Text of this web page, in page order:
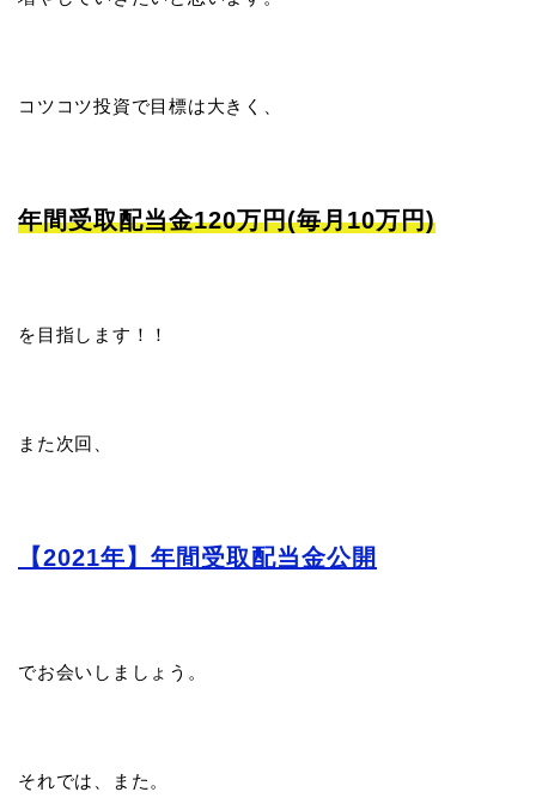
コツコツ投資で目標は大きく、
年間受取配当金120万円(毎月10万円)
を目指します！！
また次回、
【2021年】年間受取配当金公開
でお会いしましょう。
それでは、また。